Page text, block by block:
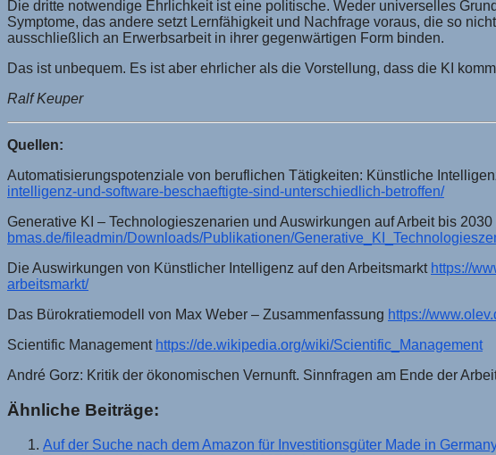
Die dritte notwendige Ehrlichkeit ist eine politische. Weder universelles
Symptome, das andere setzt Lernfähigkeit und Nachfrage voraus, die so
ausschließlich an Erwerbsarbeit in ihrer gegenwärtigen Form binden.
Das ist unbequem. Es ist aber ehrlicher als die Vorstellung, dass die KI
Ralf Keuper
Quellen:
Automatisierungspotenziale von beruflichen Tätigkeiten: Künstliche
intelligenz-und-software-beschaeftigte-sind-unterschiedlich-betroffen/
Generative KI – Technologieszenarien und Auswirkungen auf Arbeit bis 2030
bmas.de/fileadmin/Downloads/Publikationen/
Die Auswirkungen von Künstlicher Intelligenz auf den Arbeitsmarkt https://
arbeitsmarkt/
Das Bürokratiemodell von Max Weber – Zusammenfassung https://
Scientific Management https://de.wikipedia.org/wiki/Scientific_Management
André Gorz: Kritik der ökonomischen Vernunft. Sinnfragen am Ende der
Ähnliche Beiträge:
Auf der Suche nach dem Amazon für Investitionsgüter Made in